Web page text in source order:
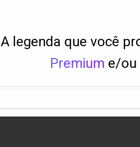
A legenda que você
Premium e/ou